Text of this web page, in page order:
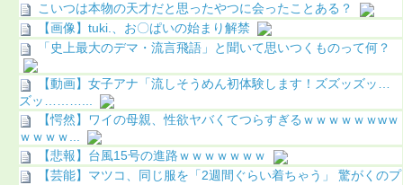
こいつは本物の天才だと思ったやつに会ったことある？
【画像】tuki.、お〇ぱいの始まり解禁
「史上最大のデマ・流言飛語」と聞いて思いつくものって何？
【動画】女子アナ「流しそうめん初体験します！ズズッズッ…
ズッ………...
【愕然】ワイの母親、性欲ヤバくてつらすぎるｗｗｗｗｗｗwｗ
ｗｗｗｗ...
【悲報】台風15号の進路ｗｗｗｗｗｗｗ
【芸能】マツコ、同じ服を「2週間ぐらい着ちゃう」 驚がくのプ